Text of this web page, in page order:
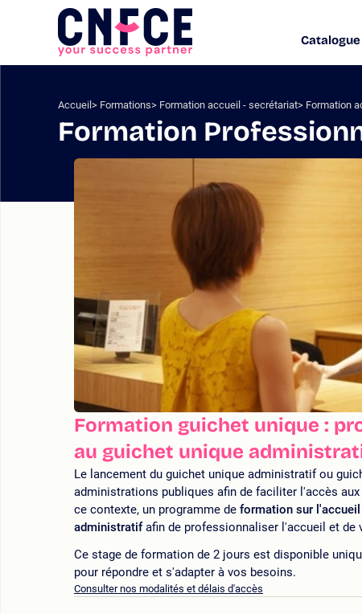
Aller
Logo
site
Catalogue
Accueil Formations Formation accueil - secrétariat Formation
Formation
Formation guichet unique :
au guichet unique
Le lancement du guichet unique administratif ou
administrations publiques afin de faciliter l'accès
ce contexte, un programme de formation sur
administratifafin de professionnaliser l'accueil et
Ce stage de formation de 2 jours est disponible
pour répondre et s'adapter à vos besoins.
Consulter nos modalités et délais d'accès